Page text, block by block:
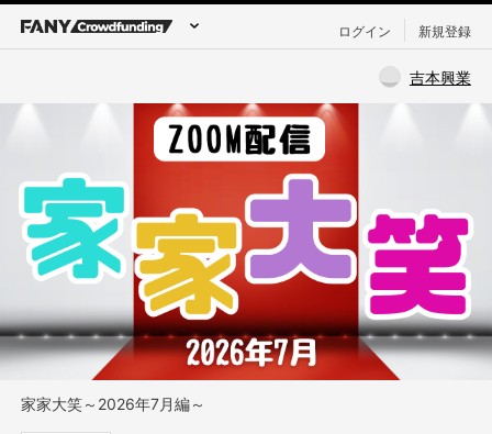
ログイン 新規登録
吉本興業
家家大笑～2026年7月編～